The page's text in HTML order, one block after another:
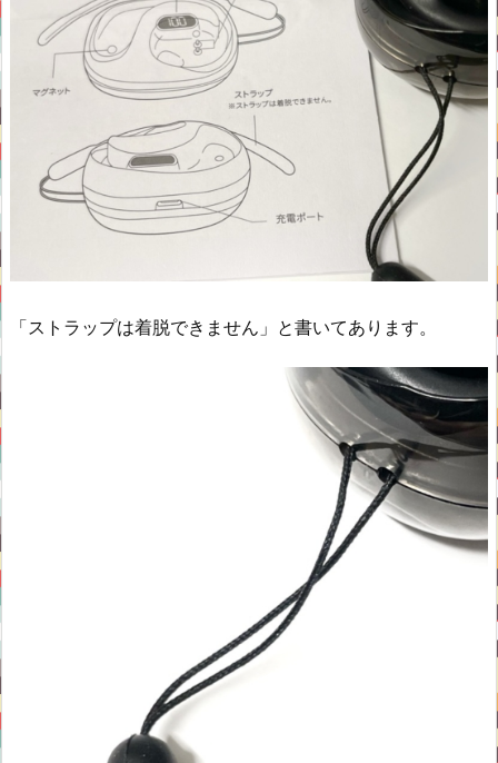
「ストラップは着脱できません」と書いてあります。